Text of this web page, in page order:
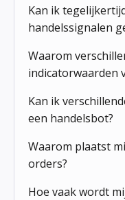
Kan ik
handelssignalen
Waarom
indicatorwaarden
Kan ik
een handelsbot?
Waarom plaatst
orders?
Hoe vaak wordt